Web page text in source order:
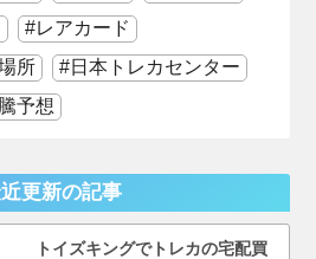
レアカード
所
日本トレカセンター
予想
更新の記事
トイズキングでトレカの宅配買